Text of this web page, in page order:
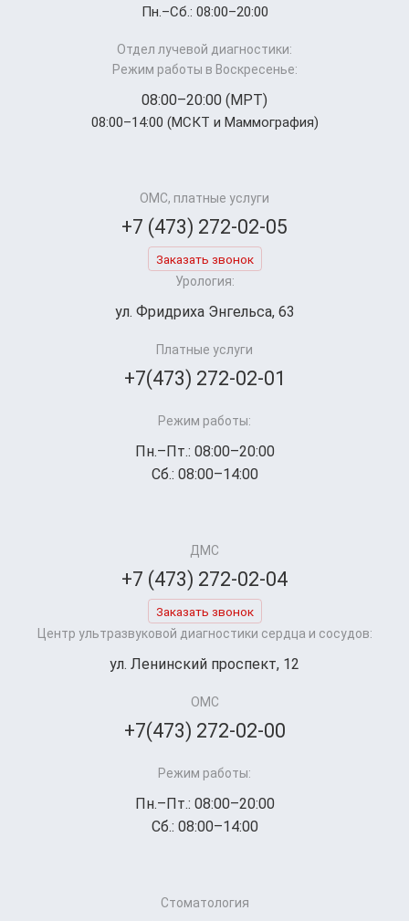
Пн.–Cб.: 08:00–20:00
Отдел лучевой диагностики:
Режим работы в Воскресенье:
08:00–20:00 (МРТ)
08:00–14:00 (МСКТ и Маммография)
ОМС, платные услуги
+7 (473) 272-02-05
Заказать звонок
Урология:
ул. Фридриха Энгельса, 63
Платные услуги
+7(473) 272-02-01
Режим работы:
Пн.–Пт.: 08:00–20:00
Сб.: 08:00–14:00
ДМС
+7 (473) 272-02-04
Заказать звонок
Центр ультразвуковой диагностики сердца и сосудов:
ул. Ленинский проспект, 12
ОМС
+7(473) 272-02-00
Режим работы:
Пн.–Пт.: 08:00–20:00
Сб.: 08:00–14:00
Стоматология